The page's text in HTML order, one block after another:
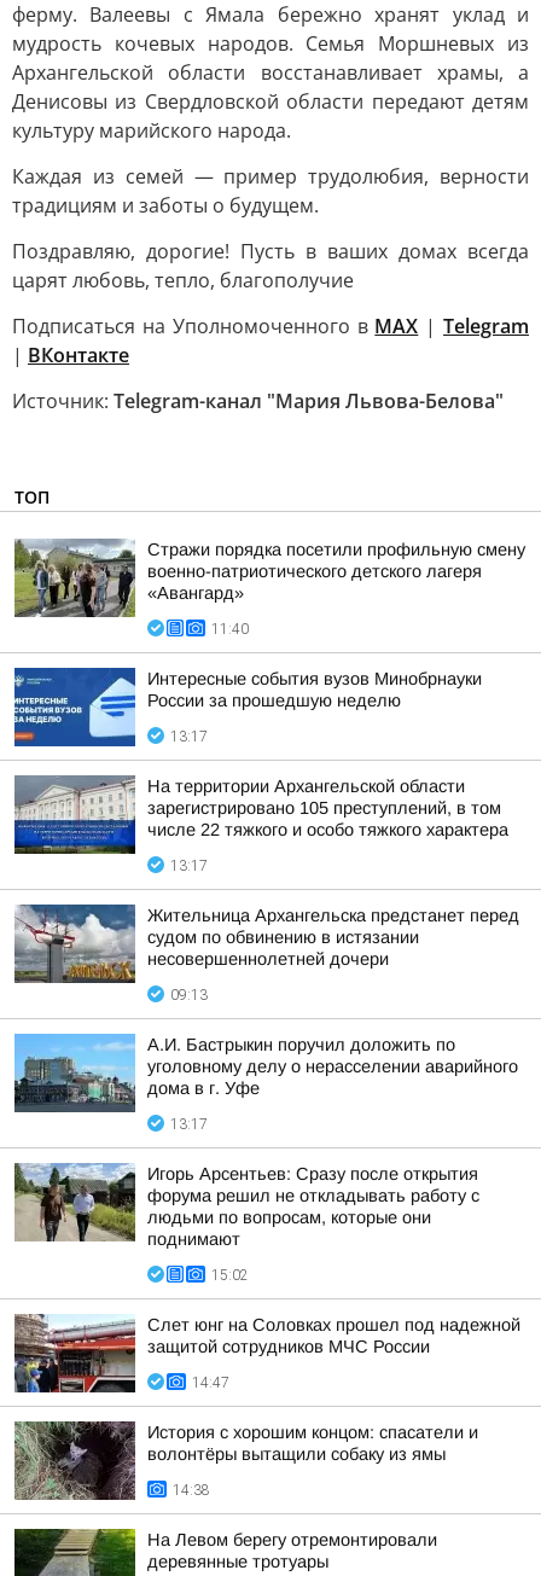
ферму. Валеевы с Ямала бережно хранят уклад и
мудрость кочевых народов. Семья Моршневых из
Архангельской области восстанавливает храмы, а
Денисовы из Свердловской области передают детям
культуру марийского народа.
Каждая из семей — пример трудолюбия, верности
традициям и заботы о будущем.
Поздравляю, дорогие! Пусть в ваших домах всегда
царят любовь, тепло, благополучие
Подписаться на Уполномоченного в MAX |Telegram
| ВКонтакте
Источник: Telegram-канал "Мария Львова-Белова"
ТОП
Стражи порядка посетили профильную смену
военно-патриотического детского лагеря
«Авангард»
11:40
Интересные события вузов Минобрнауки
России за прошедшую неделю
13:17
На территории Архангельской области
зарегистрировано 105 преступлений, в том
числе 22 тяжкого и особо тяжкого характера
13:17
Жительница Архангельска предстанет перед
судом по обвинению в истязании
несовершеннолетней дочери
09:13
А.И. Бастрыкин поручил доложить по
уголовному делу о нерасселении аварийного
дома в г. Уфе
13:17
Игорь Арсентьев: Сразу после открытия
форума решил не откладывать работу с
людьми по вопросам, которые они
поднимают
15:02
Слет юнг на Соловках прошел под надежной
защитой сотрудников МЧС России
14:47
История с хорошим концом: спасатели и
волонтёры вытащили собаку из ямы
14:38
На Левом берегу отремонтировали
деревянные тротуары